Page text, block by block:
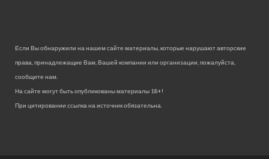
Если Вы обнаружили на нашем сайте материалы, которые нарушают авторские
права, принадлежащие Вам, Вашей компании или организации, пожалуйста,
сообщите нам.
На сайте могут быть опубликованы материалы 18+!
При цитировании ссылка на источник обязательна.